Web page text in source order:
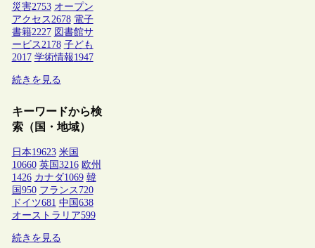
災害2753 オープン
アクセス 2678 電子
書籍2227 図書館サ
ービス 2178 子ども
2017 学術情報1947
続きを見る
キーワードから検
索（国・地域）
日本19623 米国
10660 英国 3216 欧州
1426 カナダ1069 韓
国 950 フランス 720
ドイツ681 中国 638
オーストラリア599
続きを見る